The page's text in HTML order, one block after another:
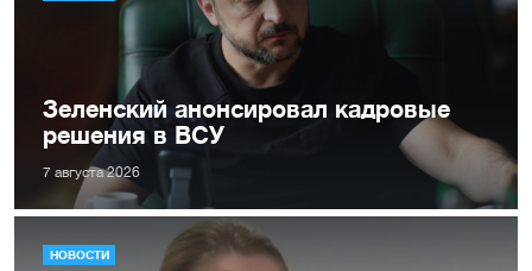
Зеленский анонсировал кадровые
решения в ВСУ
7 августа 2026
НОВОСТИ